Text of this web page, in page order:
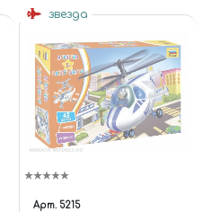
звезда
Арт. 5215